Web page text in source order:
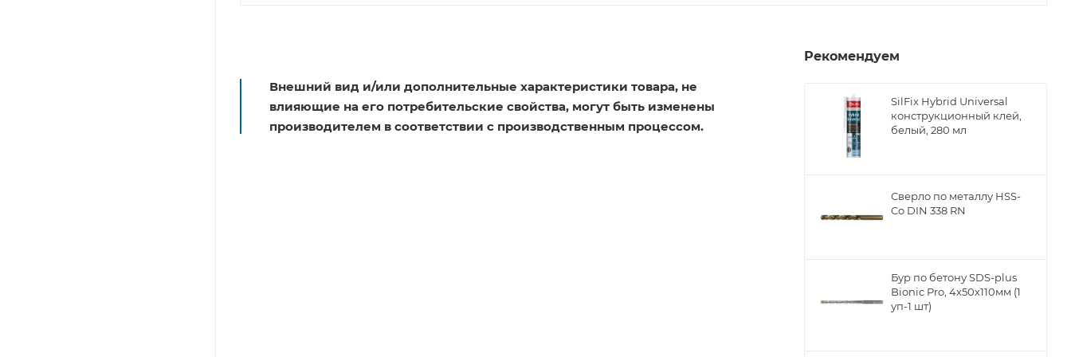
Внешний вид и/или дополнительные характеристики товара, не
влияющие на его потребительские свойства, могут быть изменены
производителем в соответствии с производственным процессом.
Рекомендуем
SilFix Hybrid Universal
конструкционный клей,
белый, 280 мл
Сверло по металлу НSS-
Co DIN 338 RN
Бур по бетону SDS-plus
Bionic Pro, 4х50х110мм (1
уп-1 шт)